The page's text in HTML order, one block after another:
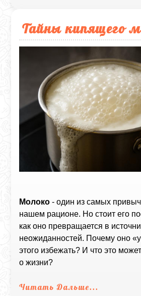
Тайны кипящего
Молоко - один из самых
нашем рационе. Но стоит его
как оно превращается в
неожиданностей. Почему оно
этого избежать? И что это
о жизни?
Читать Дальше...